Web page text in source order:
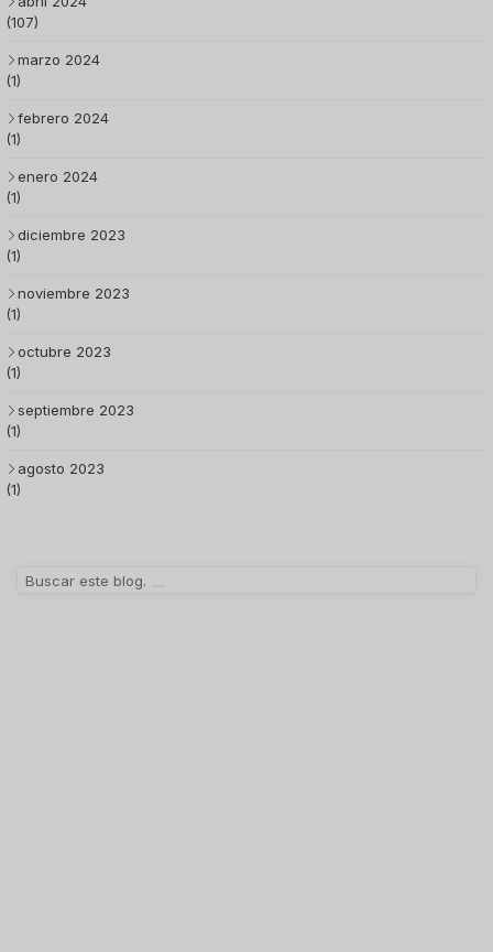
(107)
marzo 2024
(1)
febrero 2024
(1)
enero 2024
(1)
diciembre 2023
(1)
noviembre 2023
(1)
octubre 2023
(1)
septiembre 2023
(1)
agosto 2023
(1)